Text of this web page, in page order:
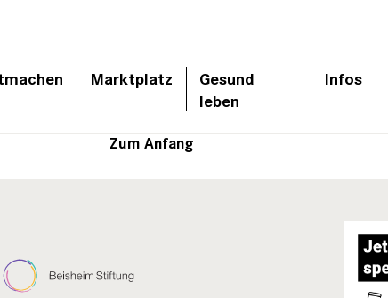
Marktplatz
Gesund
leben
Infos
Zum Anfang